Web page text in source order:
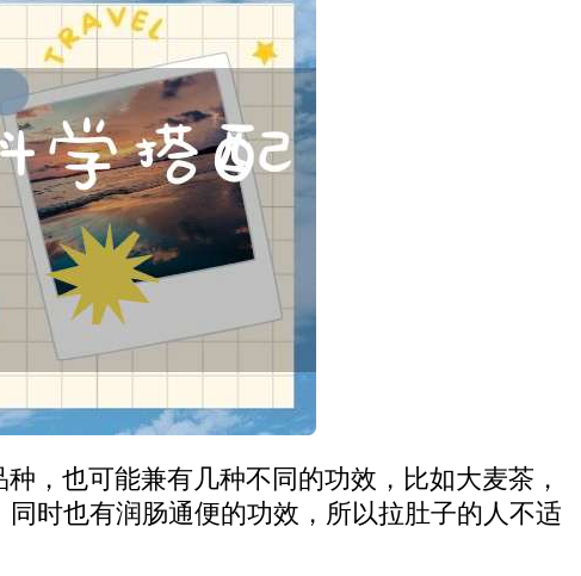
，也可能兼有几种不同的功效，比如大麦茶，
时也有润肠通便的功效，所以拉肚子的人不适